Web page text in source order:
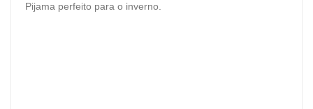
Pijama perfeito para o inverno.